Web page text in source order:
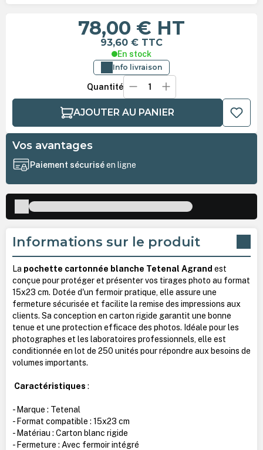
78,00 € HT
93,60 € TTC
En stock
Info livraison
Quantité
AJOUTER AU PANIER
Vos avantages
Paiement sécuriséen ligne
Informations sur le produit
La pochette cartonnée blanche Tetenal Agrand est
conçue pour protéger et présenter vos tirages photo au format
15x23 cm. Dotée d'un fermoir pratique, elle assure une
fermeture sécurisée et facilite la remise des impressions aux
clients. Sa conception en carton rigide garantit une bonne
tenue et une protection efficace des photos. Idéale pour les
photographes et les laboratoires professionnels, elle est
conditionnée en lot de 250 unités pour répondre aux besoins de
volumes importants.
Caractéristiques :
- Marque : Tetenal
- Format compatible : 15x23 cm
- Matériau : Carton blanc rigide
- Fermeture : Avec fermoir intégré